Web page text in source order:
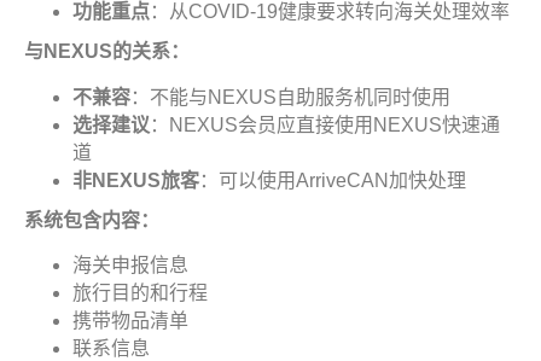
功能重点：从COVID-19健康要求转向海关处理效率
与 NEXUS的关系：
不兼容：不能与NEXUS自助服务机同时使用
选择建议 ：NEXUS会员应直接使用NEXUS快速通
道
非NEXUS旅客：可以使用ArriveCAN加快处理
系统包含内容：
海关申报信息
旅行目的和行程
携带物品清单
联系信息